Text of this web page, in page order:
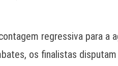
regressiva para a
os finalistas